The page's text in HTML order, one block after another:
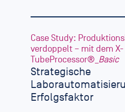
Case Study:
verdoppelt – mit dem X-
TubeProcessor®_ Basic
Strategische
Erfolgsfaktor